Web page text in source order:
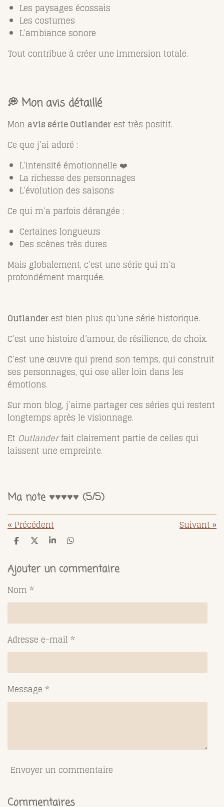
Les paysages écossais
Les costumes
L’ambiance sonore
Tout contribue à créer une immersion totale.
💭 Mon avis détaillé
Mon avis série Outlander est très positif.
Ce que j’ai adoré :
L’intensité émotionnelle ❤️
La richesse des personnages
L’évolution des saisons
Ce qui m’a parfois dérangée :
Certaines longueurs
Des scènes très dures
Mais globalement, c’est une série qui m’a
profondément marquée.
Outlander est bien plus qu’une série historique.
C’est une histoire d’amour, de résilience, de choix.
C’est une œuvre qui prend son temps, qui construit
ses personnages, qui ose aller loin dans les
émotions.
Sur mon blog, j’aime partager ces séries qui restent
longtemps après le visionnage.
Et Outlanderfait clairement partie de celles qui
laissent une empreinte.
Ma note ♥️♥️♥️♥️♥️ (5/5)
«Précédent Suivant»
P
t
a
e
r
P
t
a
r
P
t
a
r
P
t
a
r
Ajouter un commentaire
Nom *
Adresse e-mail *
Message *
Envoyer un commentaire
Commentaires